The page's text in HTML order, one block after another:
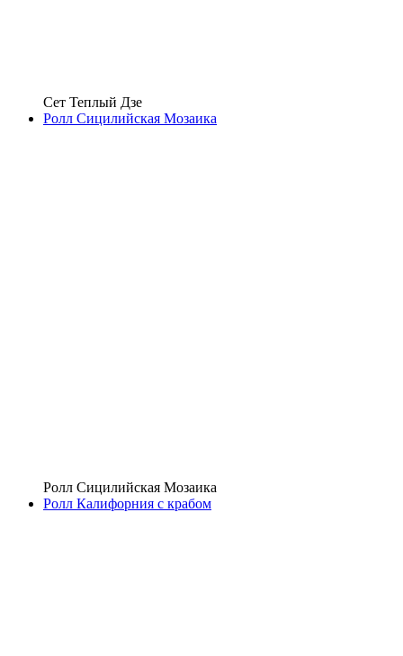
Сет Теплый Дзе
Ролл Сицилийская Мозаика
Ролл Сицилийская Мозаика
Ролл Калифорния с крабом